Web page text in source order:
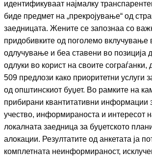
идентификуваат најмалку
биде предмет на „прекројување“ од
заедницата. Жените се запознаа со
придобивките од поголемо вклучување
одлучување и беа ставени во позиција
одлуки во корист на своите сограѓанки,
509 предлози како приоритетни услуги
од општинскиот буџет. Во рамките на
прибирани квантитативни информации
учество, информираноста и интересот
локалната заедница за буџетското
алокации. Резултатите од анкетата ја
комплетната неинформираност,